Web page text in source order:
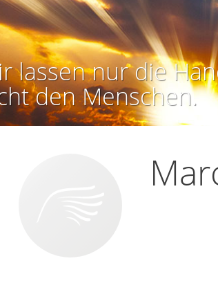
lassen nur die
den Menschen.